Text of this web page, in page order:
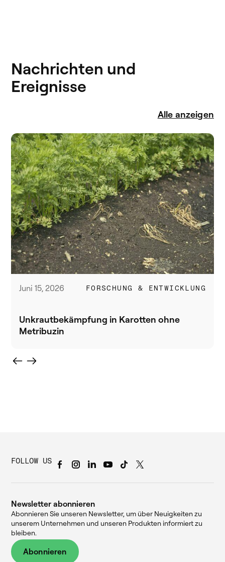
Nachrichten und
Ereignisse
Alle anzeigen
Juni 15, 2026 FORSCHUNG & ENTWICKLUNG
Unkrautbekämpfung in Karotten ohne
Metribuzin
FOLLOW US
Newsletter abonnieren
Abonnieren Sie unseren Newsletter, um über Neuigkeiten zu
unserem Unternehmen und unseren Produkten informiert zu
bleiben.
Abonnieren